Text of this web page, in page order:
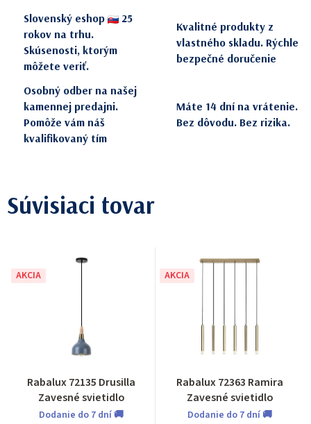
Slovenský eshop
25
rokov na trhu.
Skúsenosti, ktorým
môžete veriť.
Kvalitné produkty z
vlastného skladu. Rýchle
bezpečné doručenie
Osobný odber na našej
kamennej predajni.
Pomôže vám náš
kvalifikovaný tím
Máte 14 dní na vrátenie.
Bez dôvodu. Bez rizika.
Súvisiaci tovar
AKCIA
Rabalux 72135 Drusilla
Zavesné svietidlo
Dodanie do 7 dní 🚚
AKCIA
Rabalux 72363 Ramira
Zavesné svietidlo
Dodanie do 7 dní 🚚